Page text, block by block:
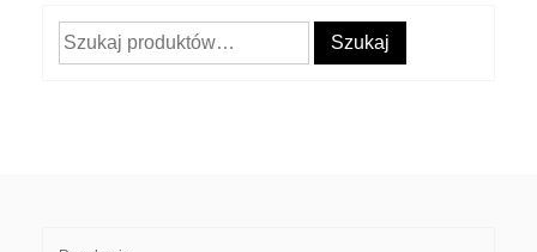
Szukaj: Szukaj